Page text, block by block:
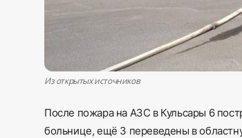
Из открытых источников
После пожара на АЗС в Кульсары 6
больнице, ещё 3 переведены в